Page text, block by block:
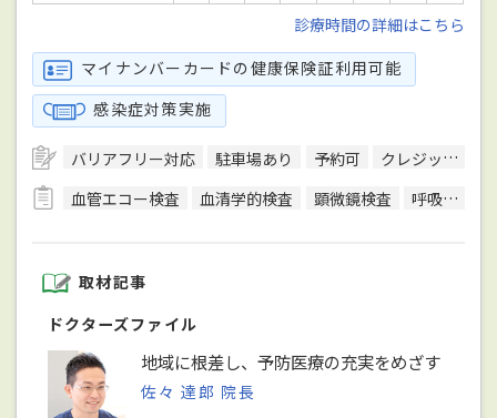
診療時間の詳細はこちら
マイナンバーカードの健康保険証利用可能
感染症対策実施
バリアフリー対応 駐車場あり 予約可
クレジットカード対応
血管エコー検査
血清学的検査 顕微鏡検査 呼吸機能検査（スパイロメトリー）
取材記事
ドクターズファイル
地域に根差し、予防医療の充実をめざす
佐々 達郎 院長